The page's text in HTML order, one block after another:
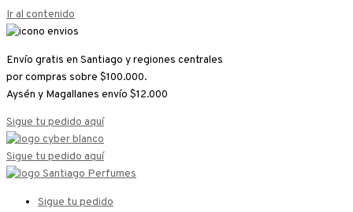
Ir al contenido
Envío gratis en Santiago y regiones centrales
por compras sobre $100.000.
Aysén y Magallanes envío $12.000
Sigue tu pedido aquí
Sigue tu pedido aquí
Sigue tu pedido